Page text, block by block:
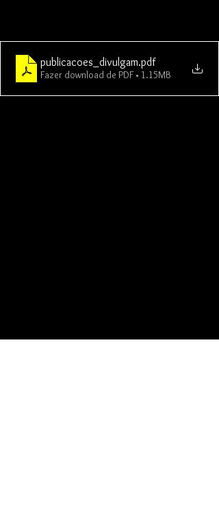
publicacoes_divulgam.pdf
Fazer download de PDF • 1.15MB